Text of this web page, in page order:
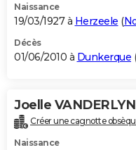
Naissance
19/03/1927 à Herzeele (
Décès
01/06/2010 à Dunkerque (
Joelle
Créer une cagnotte
Naissance